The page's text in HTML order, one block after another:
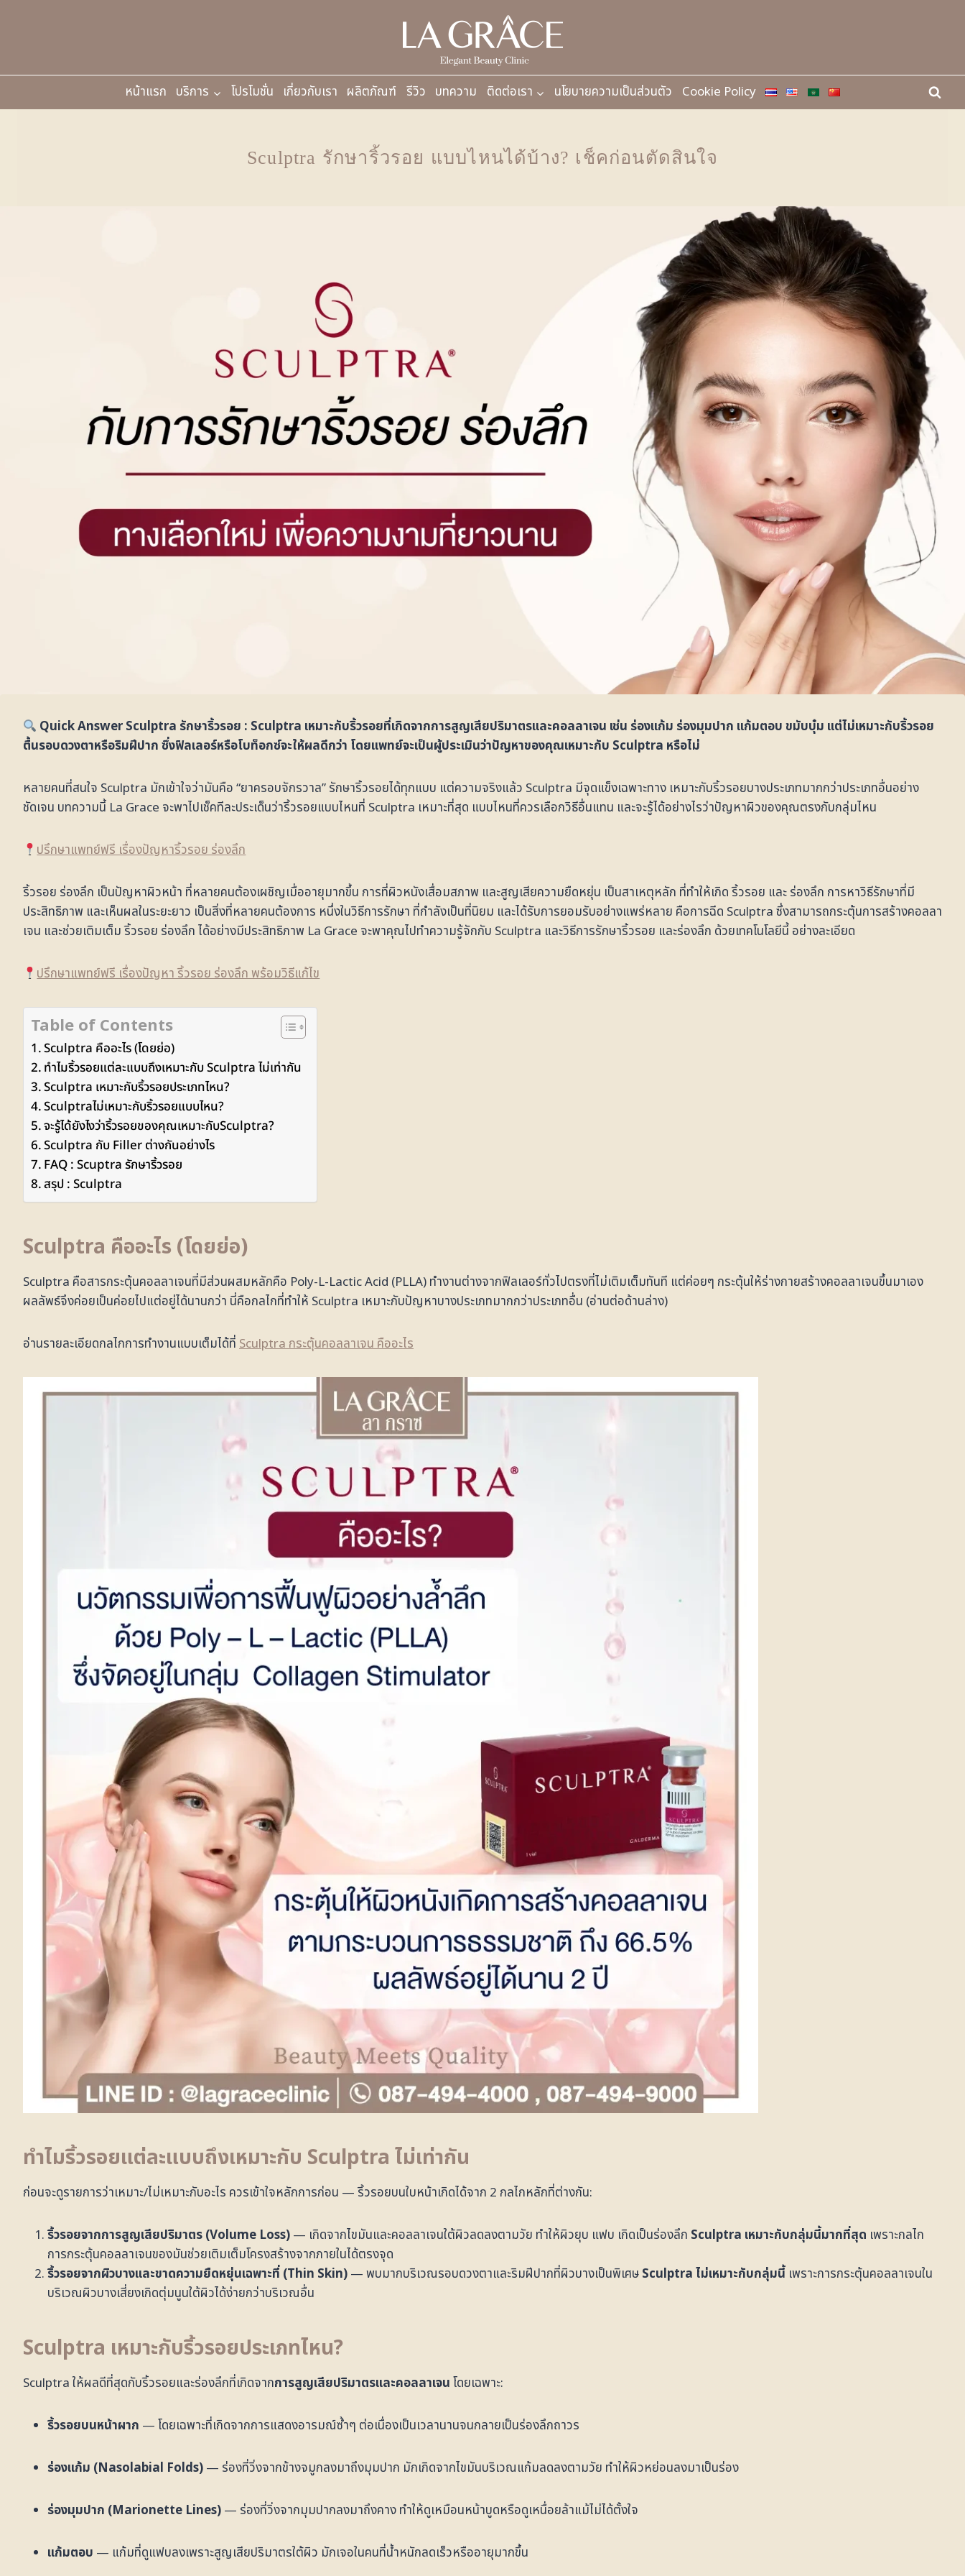
หน้าแรก บริการ โปรโมชั่น เกี่ยวกับเรา ผลิตภัณฑ์ รีวิว บทความ ติดต่อเรา นโยบายความเป็นส่วนตัว Cookie Policy
Sculptra รักษาริ้วรอย แบบไหนได้บ้าง? เช็คก่อนตัดสินใจ
Quick Answer Sculptra รักษาริ้วรอย : Sculptra เหมาะกับริ้วรอยที่เกิดจากการสูญเสียปริมาตรและคอลลาเจน เช่น ร่องแก้ม ร่องมุมปาก แก้มตอบ ขมับบุ๋ม แต่ไม่เหมาะกับริ้วรอย
ตื้นรอบดวงตาหรือริมฝีปาก ซึ่งฟิลเลอร์หรือโบท็อกซ์จะให้ผลดีกว่า โดยแพทย์จะเป็นผู้ประเมินว่าปัญหาของคุณเหมาะกับ Sculptra หรือไม่
หลายคนที่สนใจ Sculptra มักเข้าใจว่ามันคือ “ยาครอบจักรวาล” รักษาริ้วรอยได้ทุกแบบ แต่ความจริงแล้ว Sculptra มีจุดแข็งเฉพาะทาง เหมาะกับริ้วรอยบางประเภทมากกว่าประเภทอื่นอย่าง
ชัดเจน บทความนี้ La Grace จะพาไปเช็คทีละประเด็นว่าริ้วรอยแบบไหนที่ Sculptra เหมาะที่สุด แบบไหนที่ควรเลือกวิธีอื่นแทน และจะรู้ได้อย่างไรว่าปัญหาผิวของคุณตรงกับกลุ่มไหน
ปรึกษาแพทย์ฟรี เรื่องปัญหาริ้วรอย ร่องลึก
ริ้วรอย ร่องลึก เป็นปัญหาผิวหน้า ที่หลายคนต้องเผชิญเมื่ออายุมากขึ้น การที่ผิวหนังเสื่อมสภาพ และสูญเสียความยืดหยุ่น เป็นสาเหตุหลัก ที่ทำให้เกิด ริ้วรอย และ ร่องลึก การหาวิธีรักษาที่มี
ประสิทธิภาพ และเห็นผลในระยะยาว เป็นสิ่งที่หลายคนต้องการ หนึ่งในวิธีการรักษา ที่กำลังเป็นที่นิยม และได้รับการยอมรับอย่างแพร่หลาย คือการฉีด Sculptra ซึ่งสามารถกระตุ้นการสร้างคอลลา
เจน และช่วยเติมเต็ม ริ้วรอย ร่องลึก ได้อย่างมีประสิทธิภาพ La Grace จะพาคุณไปทำความรู้จักกับ Sculptra และวิธีการรักษาริ้วรอย และร่องลึก ด้วยเทคโนโลยีนี้ อย่างละเอียด
ปรึกษาแพทย์ฟรี เรื่องปัญหา ริ้วรอย ร่องลึก พร้อมวิธีแก้ไข
Table of Contents
Sculptra คืออะไร (โดยย่อ)
ทำไมริ้วรอยแต่ละแบบถึงเหมาะกับ Sculptra ไม่เท่ากัน
Sculptra เหมาะกับริ้วรอยประเภทไหน?
Sculptraไม่เหมาะกับริ้วรอยแบบไหน?
จะรู้ได้ยังไงว่าริ้วรอยของคุณเหมาะกับSculptra?
Sculptra กับ Filler ต่างกันอย่างไร
FAQ : Scuptra รักษาริ้วรอย
สรุป : Sculptra
Sculptra คืออะไร (โดยย่อ)
Sculptra คือสารกระตุ้นคอลลาเจนที่มีส่วนผสมหลักคือ Poly-L-Lactic Acid (PLLA) ทำงานต่างจากฟิลเลอร์ทั่วไปตรงที่ไม่เติมเต็มทันที แต่ค่อยๆ กระตุ้นให้ร่างกายสร้างคอลลาเจนขึ้นมาเอง
ผลลัพธ์จึงค่อยเป็นค่อยไปแต่อยู่ได้นานกว่า นี่คือกลไกที่ทำให้ Sculptra เหมาะกับปัญหาบางประเภทมากกว่าประเภทอื่น (อ่านต่อด้านล่าง)
อ่านรายละเอียดกลไกการทำงานแบบเต็มได้ที่Sculptra กระตุ้นคอลลาเจน คืออะไร
ทำไมริ้วรอยแต่ละแบบถึงเหมาะกับ Sculptra ไม่เท่ากัน
ก่อนจะดูรายการว่าเหมาะ/ไม่เหมาะกับอะไร ควรเข้าใจหลักการก่อน — ริ้วรอยบนใบหน้าเกิดได้จาก 2 กลไกหลักที่ต่างกัน:
ริ้วรอยจากการสูญเสียปริมาตร (Volume Loss)— เกิดจากไขมันและคอลลาเจนใต้ผิวลดลงตามวัย ทำให้ผิวยุบ แฟบ เกิดเป็นร่องลึก Sculptra เหมาะกับกลุ่มนี้มากที่สุด เพราะกลไก
การกระตุ้นคอลลาเจนของมันช่วยเติมเต็มโครงสร้างจากภายในได้ตรงจุด
ริ้วรอยจากผิวบางและขาดความยืดหยุ่นเฉพาะที่ (Thin Skin)— พบมากบริเวณรอบดวงตาและริมฝีปากที่ผิวบางเป็นพิเศษSculptra ไม่เหมาะกับกลุ่มนี้ เพราะการกระตุ้นคอลลาเจนใน
บริเวณผิวบางเสี่ยงเกิดตุ่มนูนใต้ผิวได้ง่ายกว่าบริเวณอื่น
Sculptra เหมาะกับริ้วรอยประเภทไหน?
Sculptra ให้ผลดีที่สุดกับริ้วรอยและร่องลึกที่เกิดจากการสูญเสียปริมาตรและคอลลาเจนโดยเฉพาะ:
ริ้วรอยบนหน้าผาก — โดยเฉพาะที่เกิดจากการแสดงอารมณ์ซ้ำๆ ต่อเนื่องเป็นเวลานานจนกลายเป็นร่องลึกถาวร
ร่องแก้ม (Nasolabial Folds)— ร่องที่วิ่งจากข้างจมูกลงมาถึงมุมปาก มักเกิดจากไขมันบริเวณแก้มลดลงตามวัย ทำให้ผิวหย่อนลงมาเป็นร่อง
ร่องมุมปาก (Marionette Lines)— ร่องที่วิ่งจากมุมปากลงมาถึงคาง ทำให้ดูเหมือนหน้าบูดหรือดูเหนื่อยล้าแม้ไม่ได้ตั้งใจ
แก้มตอบ — แก้มที่ดูแฟบลงเพราะสูญเสียปริมาตรใต้ผิว มักเจอในคนที่น้ำหนักลดเร็วหรืออายุมากขึ้น